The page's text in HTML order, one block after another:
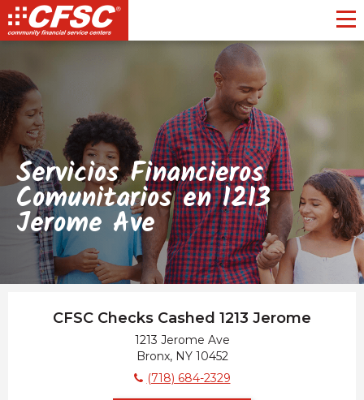
Servicios Financieros
Comunitarios en 1213
Jerome Ave
CFSC Checks Cashed 1213 Jerome
1213 Jerome Ave
Bronx, NY 10452
(718) 684-2329